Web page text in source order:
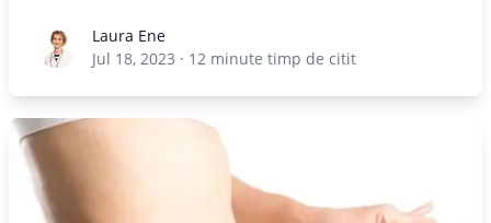
Laura EneLaura Ene
Jul 18, 2023 · 12 minute timp de citit